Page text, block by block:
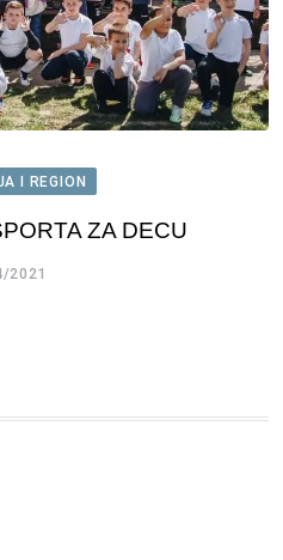
I REGION
ZA DECU
2021